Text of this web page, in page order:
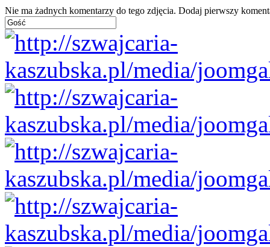
Nie ma żadnych komentarzy do tego zdjęcia. Dodaj pierwszy